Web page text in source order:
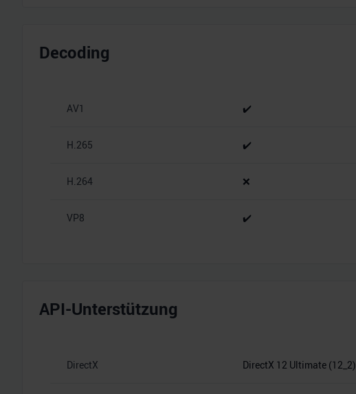
Decoding
AV1 ✔️
H.265 ✔️
H.264 ❌
VP8 ✔️
API-Unterstützung
DirectX DirectX 12 Ultimate (12_2)